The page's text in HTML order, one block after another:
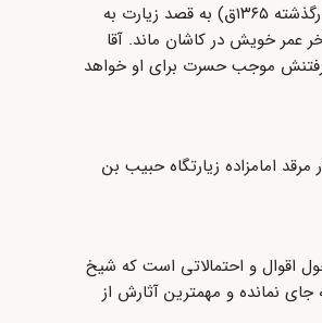
یثربی در زمان سید حسین بروجردی نیز به دعوت او چند ماهی در قم ماند. اما با فوت استادش سید ابوالحسن اصفهانی (درگذشته ۱۳۶۵ق) به قصد زیارت به
عمر خویش در کاشان ماند. آقا
رفتنش موجب حسرت برای او خواهد
بر اثر عارضه قلبی فوت کرد و در مرقد امامزاده زیارتگاه حبیب بن
اقوال و احتمالاتی است که شیخ
نمانده و مهمترین آثارش از